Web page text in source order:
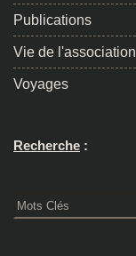
Publications
Vie de l'association
Voyages
Recherche :
Rechercher